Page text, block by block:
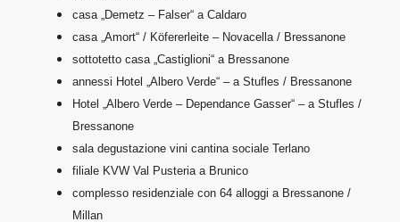
casa „Demetz – Falser“ a Caldaro
casa „Amort“ / Köfererleite – Novacella / Bressanone
sottotetto casa „Castiglioni“ a Bressanone
annessi Hotel „Albero Verde“ – a Stufles / Bressanone
Hotel „Albero Verde – Dependance Gasser“ – a Stufles /
Bressanone
sala degustazione vini cantina sociale Terlano
filiale KVW Val Pusteria a Brunico
complesso residenziale con 64 alloggi a Bressanone /
Millan